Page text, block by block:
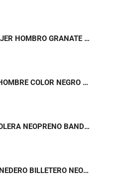
BOLSO DE MUJER HOMBRO GRANATE TOMMY HILFIGER AW0AW19000
BANDOLERA HOMBRE COLOR NEGRO TOMMY HILFIGER AM0AM14698
BOLSO BANDOLERA NEOPRENO BANDA TOMMY HILFIGUER AW0AW19025
CARTERA MONEDERO BILLETERO NEOPRENO BANDA TOMMY HILFIGUER AW0AW19164